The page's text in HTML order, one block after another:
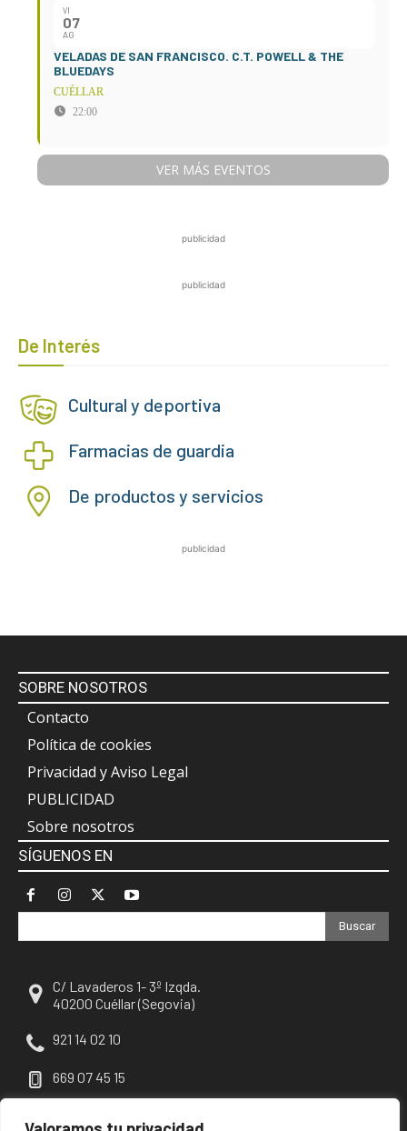
VI
07
AG
VELADAS DE SAN FRANCISCO. C.T. POWELL & THE
BLUEDAYS
CUÉLLAR
22:00
VER MÁS EVENTOS
publicidad
publicidad
De Interés
Cultural y deportiva
Farmacias de guardia
De productos y servicios
publicidad
SOBRE NOSOTROS
Contacto
Política de cookies
Privacidad y Aviso Legal
PUBLICIDAD
Sobre nosotros
SÍGUENOS EN
Buscar
C/ Lavaderos 1- 3º Izqda.
40200 Cuéllar (Segovia)
921 14 02 10
669 07 45 15